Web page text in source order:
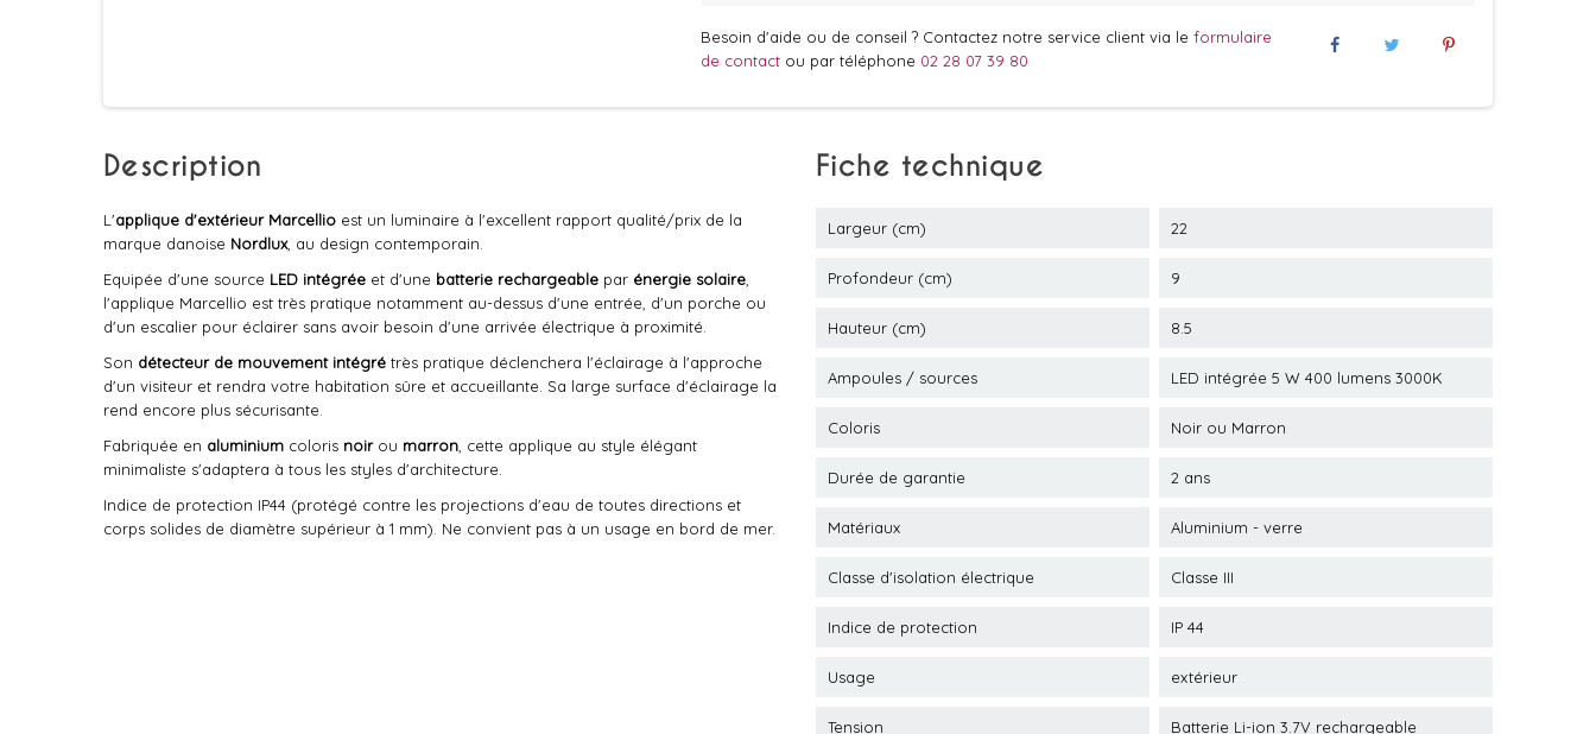
Besoin d'aide ou de conseil ? Contactez notre service client via le formulaire
de contact ou par téléphone 02 28 07 39 80
Description
L'applique d'extérieur Marcellio est un luminaire à l'excellent rapport qualité/prix de la
marque danoise Nordlux, au design contemporain.
Equipée d'une source LED intégrée et d'une batterie rechargeable par énergie solaire
l'applique Marcellio est très pratique notamment au-dessus d'une entrée, d'un porche ou
d'un escalier pour éclairer sans avoir besoin d'une arrivée électrique à proximité.
Son détecteur de mouvement intégré très pratique déclenchera l'éclairage à l'approche
d'un visiteur et rendra votre habitation sûre et accueillante. Sa large surface d'éclairage la
rend encore plus sécurisante.
Fabriquée en aluminium coloris noir ou marron , cette applique au style élégant
minimaliste s'adaptera à tous les styles d'architecture.
Indice de protection IP44 (protégé contre les projections d'eau de toutes directions et
corps solides de diamètre supérieur à 1 mm). Ne convient pas à un usage en bord de mer.
Fiche technique
Largeur (cm) 22
Profondeur (cm) 9
Hauteur (cm) 8.5
Ampoules / sources LED intégrée 5 W 400 lumens 3000K
Coloris Noir ou Marron
Durée de garantie 2 ans
Matériaux Aluminium - verre
Classe d'isolation électrique Classe III
Indice de protection IP 44
Usage extérieur
Tension Batterie Li-ion 3.7V rechargeable